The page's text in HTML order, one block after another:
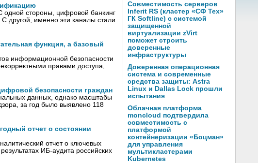
одной стороны, цифровой банкинг
другой, именно эти каналы стали
функция, а базовый
информационной безопасности
правами доступа,
безопасности граждан
данных, однако масштабы
за год было выявлено 118
отчет о состоянии
отчет о ключевых
ИБ-аудита российских
Совместимость серверов
Inferit RS (кластер «СФ Тех»
ГК Softline) с системой
защищенной
виртуализации zVirt
поможет строить
доверенные
инфраструктуры
Доверенная операционная
система и современные
средства защиты: Astra
Linux и Dallas Lock прошли
испытания
Облачная платформа
moncloud подтвердила
совместимость с
платформой
контейнеризации «Боцман»
для управления
мультикластерами
Kubernetes